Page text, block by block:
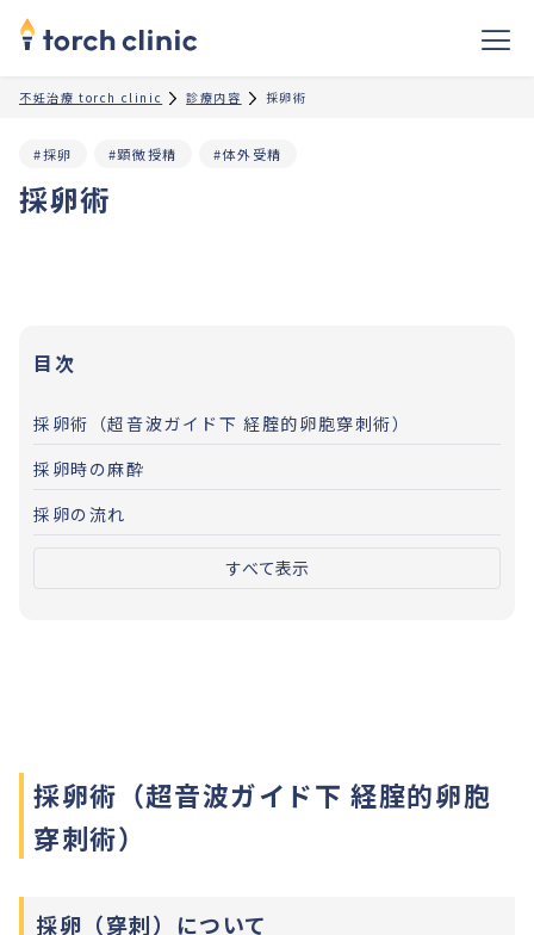
不妊治療 torch clinic 診療内容 採卵術
採卵術
#採卵 #顕微授精 #体外受精
目次
採卵術（超音波ガイド下 経腟的卵胞穿刺術）
採卵時の麻酔
採卵の流れ
すべて表示
採卵術（超音波ガイド下 経腟的卵胞
穿刺術）
採卵（穿刺）について